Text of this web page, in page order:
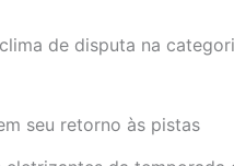
de disputa na
seu retorno às pistas